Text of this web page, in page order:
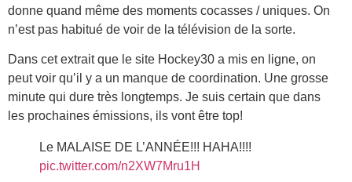
donne quand même des moments cocasses / uniques. On
n’est pas habitué de voir de la télévision de la sorte.
Dans cet extrait que le site Hockey30 a mis en ligne, on
peut voir qu’il y a un manque de coordination. Une grosse
minute qui dure très longtemps. Je suis certain que dans
les prochaines émissions, ils vont être top!
Le MALAISE DE L’ANNÉE!!! HAHA!!!!
pic.twitter.com/n2XW7Mru1H